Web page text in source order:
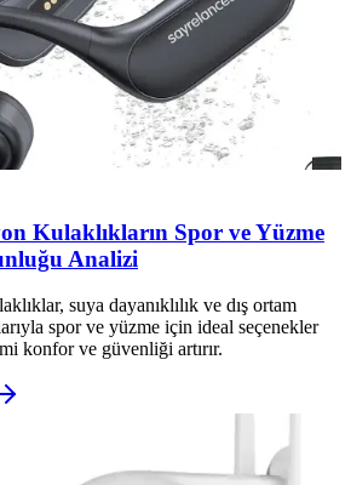
Kulaklıkların Spor ve Yüzme
Analizi
suya dayanıklılık ve dış ortam
spor ve yüzme için ideal seçenekler
konfor ve güvenliği artırır.